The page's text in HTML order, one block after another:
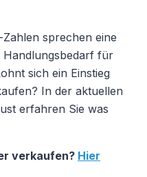
sprechen eine
Handlungsbedarf für
sich ein Einstieg
In der aktuellen
erfahren Sie was
verkaufen? Hier